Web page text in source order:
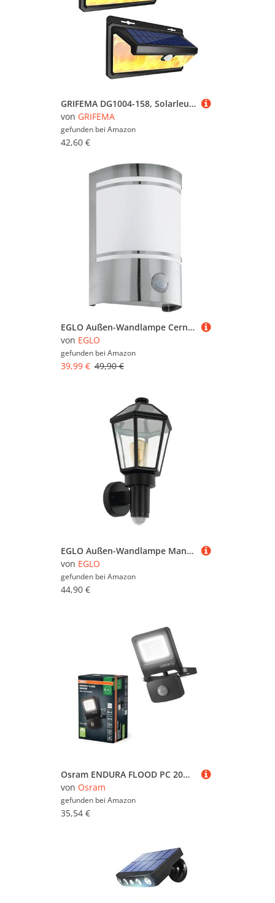
GRIFEMA DG1004-158, Solarleuchte für Außen 158 LED, Flamme Solarlampen mit Bewegungsmelder, 2 Stück
von GRIFEMA
gefunden bei Amazon
42,60 €
EGLO Außen-Wandlampe Cerno, 1 flammige Außenleuchte inkl. Bewegungsmelder, Sensor-Wandleuchte aus Edelstahl in Silber und Glas in Weiß satiniert, E27 Fassung, IP44
von EGLO
gefunden bei Amazon
39,99 € 49,90 €
EGLO Außen-Wandlampe Manerbio, 1 flammige Außenleuchte inkl. Bewegungsmelder, Sensor-Wandleuchte aus Aluguss und Glas, Farbe: Schwarz, Fassung: E27, IP44
von EGLO
gefunden bei Amazon
44,90 €
Osram ENDURA FLOOD PC 20W LED-Fluter mit Sensor, 4000K, 1800 Lumen, IP44 Flutlicht IR-Bewegungsmelder, Zeit/Lux einstellbar, Dunkelgrau
von Osram
gefunden bei Amazon
35,54 €